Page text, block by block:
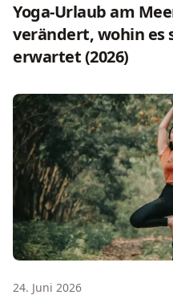
Yoga-Urlaub am
verändert, wohin es
erwartet (2026)
Yoga-Retreat-
24. Juni 2026